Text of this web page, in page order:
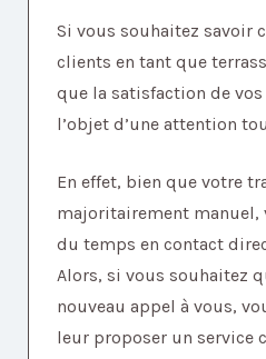
Si vous souhaitez savoir
clients en tant que
que la satisfaction de
l’objet d’une attention
En effet, bien que votre
majoritairement manuel,
du temps en contact
Alors, si vous souhaitez
nouveau appel à vous,
leur proposer un service